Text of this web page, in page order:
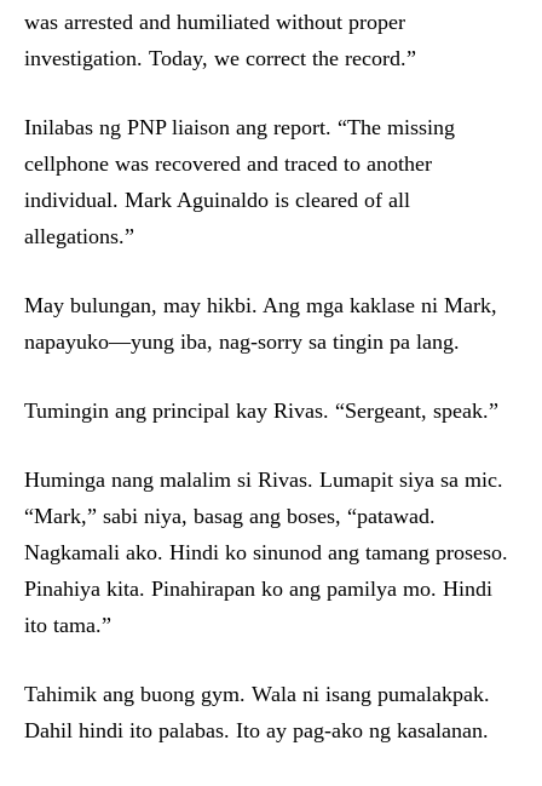
was arrested and humiliated without proper
investigation. Today, we correct the record.”
Inilabas ng PNP liaison ang report. “The missing
cellphone was recovered and traced to another
individual. Mark Aguinaldo is cleared of all
allegations.”
May bulungan, may hikbi. Ang mga kaklase ni Mark,
napayuko—yung iba, nag-sorry sa tingin pa lang.
Tumingin ang principal kay Rivas. “Sergeant, speak.”
Huminga nang malalim si Rivas. Lumapit siya sa mic.
“Mark,” sabi niya, basag ang boses, “patawad.
Nagkamali ako. Hindi ko sinunod ang tamang proseso.
Pinahiya kita. Pinahirapan ko ang pamilya mo. Hindi
ito tama.”
Tahimik ang buong gym. Wala ni isang pumalakpak.
Dahil hindi ito palabas. Ito ay pag-ako ng kasalanan.